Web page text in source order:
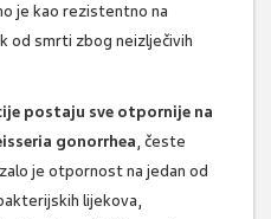
je kao rezistentno na
od smrti zbog neizlječivih
postaju sve otpornije na
gonorrhea, česte
je otpornost na jedan od
lijekova,